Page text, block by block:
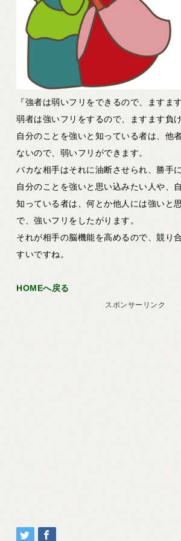
『強者は弱いフリをできるので、ますま
弱者は強いフリをするので、ますます負け
自分のことを強いと知っている者は、他
ないので、弱いフリができます。
バカな相手はそれに油断させられ、勝手
自分のことを強いと思い込みたい人や、
知っている者は、何とか他人には強いと
で、強いフリをしたがります。
それが相手の脳機能を高めるので、競り
すいですね。
HOMEへ戻る
スポンサーリンク